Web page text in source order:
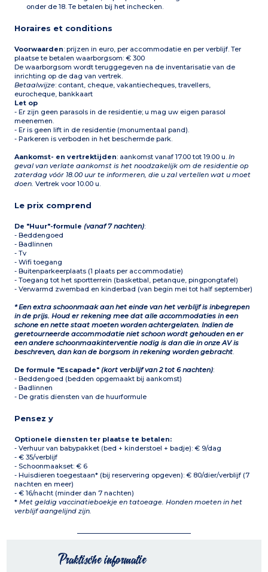
onder de 18. Te betalen bij het inchecken.
Horaires et conditions
Voorwaarden: prijzen in euro, per accommodatie en per verblijf. Ter
plaatse te betalen waarborgsom: € 300
De waarborgsom wordt teruggegeven na de inventarisatie van de
inrichting op de dag van vertrek.
Betaalwijze: contant, cheque, vakantiecheques, travellers,
eurocheque, bankkaart
Let op
- Er zijn geen parasols in de residentie; u mag uw eigen parasol
meenemen.
- Er is geen lift in de residentie (monumentaal pand).
- Parkeren is verboden in het beschermde park.
Aankomst- en vertrektijden: aankomst vanaf 17.00 tot 19.00 u.In
geval van verlate aankomst is het noodzakelijk om de residentie op
zaterdag vóór 18.00 uur te informeren, die u zal vertellen wat u moet
doen. Vertrek voor 10.00 u.
Le prix comprend
De "Huur"-formule(vanaf 7 nachten):
- Beddengoed
- Badlinnen
- Tv
- Wifi toegang
- Buitenparkeerplaats (1 plaats per accommodatie)
- Toegang tot het sportterrein (basketbal, petanque, pingpongtafel)
- Verwarmd zwembad en kinderbad (van begin mei tot half september)
* Een extra schoonmaak aan het einde van het verblijf is inbegrepen
in de prijs. Houd er rekening mee dat alle accommodaties in een
schone en nette staat moeten worden achtergelaten. Indien de
geretourneerde accommodatie niet schoon wordt gehouden en er
een andere schoonmaakinterventie nodig is dan die in onze AV is
beschreven, dan kan de borgsom in rekening worden gebracht.
De formule "Escapade"(kort verblijf van 2 tot 6 nachten):
- Beddengoed (bedden opgemaakt bij aankomst)
- Badlinnen
- De gratis diensten van de huurformule
Pensez y
Optionele diensten ter plaatse te betalen:
- Verhuur van babypakket (bed + kinderstoel + badje): € 9/dag
- € 35/verblijf
- Schoonmaakset: € 6
- Huisdieren toegestaan* (bij reservering opgeven): € 80/dier/verblijf (7
nachten en meer)
- € 16/nacht (minder dan 7 nachten)
*Met geldig vaccinatieboekje en tatoeage. Honden moeten in het
verblijf aangelijnd zijn.
Praktische informatie